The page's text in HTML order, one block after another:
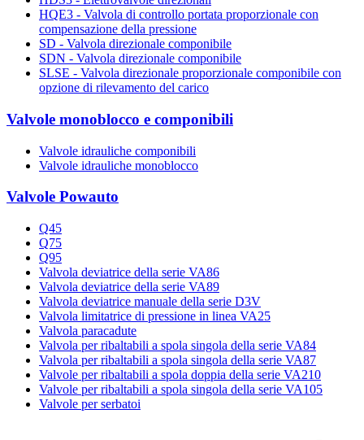
HQE3 - Valvola di controllo portata proporzionale con
compensazione della pressione
SD - Valvola direzionale componibile
SDN - Valvola direzionale componibile
SLSE - Valvola direzionale proporzionale componibile con
opzione di rilevamento del carico
Valvole monoblocco e componibili
Valvole idrauliche componibili
Valvole idrauliche monoblocco
Valvole Powauto
Q45
Q75
Q95
Valvola deviatrice della serie VA86
Valvola deviatrice della serie VA89
Valvola deviatrice manuale della serie D3V
Valvola limitatrice di pressione in linea VA25
Valvola paracadute
Valvola per ribaltabili a spola singola della serie VA84
Valvola per ribaltabili a spola singola della serie VA87
Valvole per ribaltabili a spola doppia della serie VA210
Valvole per ribaltabili a spola singola della serie VA105
Valvole per serbatoi